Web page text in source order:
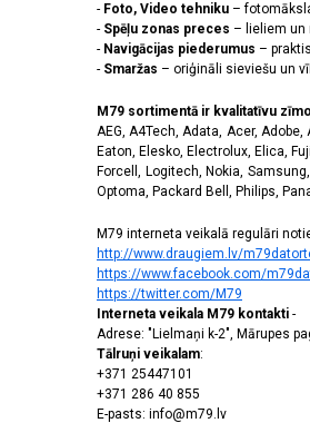
- Foto, Video tehniku –
- Spēļu zonas preces – lieliem un
- Navigācijas piederumus –
- Smaržas – oriģināli sieviešu un
M79 sortimentā ir kvalitatīvu
AEG, A4Tech, Adata, Acer,
Eaton, Elesko, Electrolux, Elica,
Forcell, Logitech, Nokia,
Optoma, Packard Bell, Philips,
M79 interneta veikalā regulāri
http://www.draugiem.lv/
https://www.facebook.com/
https://twitter.com/M79
Interneta veikala M79 kontakti -
Adrese: "Lielmaņi k-2", Mārupes
Tālruņi veikalam:
+371 25447101
+371 286 40 855
E-pasts: info@m79.lv